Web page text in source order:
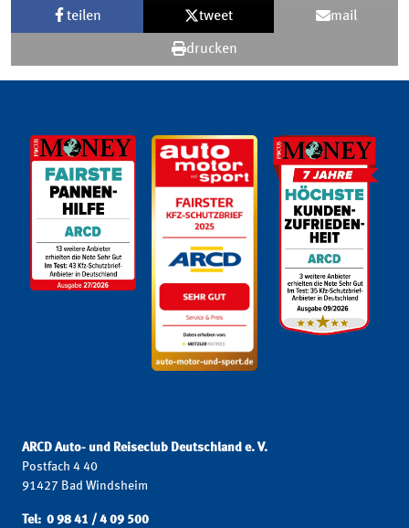
teilen tweet mail
drucken
ARCD Auto- und Reiseclub Deutschland e. V.
Postfach 4 40
91427 Bad Windsheim
Tel: 0 98 41 / 4 09 500